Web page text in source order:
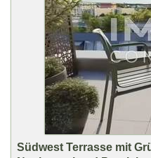
Südwest Terrasse mit